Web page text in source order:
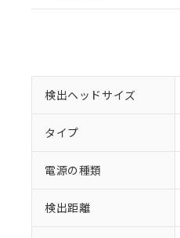
検出ヘッドサイズ
タイプ
電源の種類
検出距離